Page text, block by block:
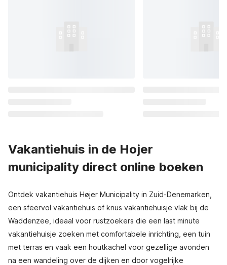
Vakantiehuis in de Hojer
municipality direct online boeken
Ontdek vakantiehuis Højer Municipality in Zuid-Denemarken,
een sfeervol vakantiehuis of knus vakantiehuisje vlak bij de
Waddenzee, ideaal voor rustzoekers die een last minute
vakantiehuisje zoeken met comfortabele inrichting, een tuin
met terras en vaak een houtkachel voor gezellige avonden
na een wandeling over de dijken en door vogelrijke